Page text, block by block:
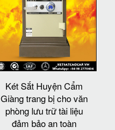
Két Sắt Huyện Cẩm
Giàng trang bị cho văn
phòng lưu trữ tài liệu
đảm bảo an toàn